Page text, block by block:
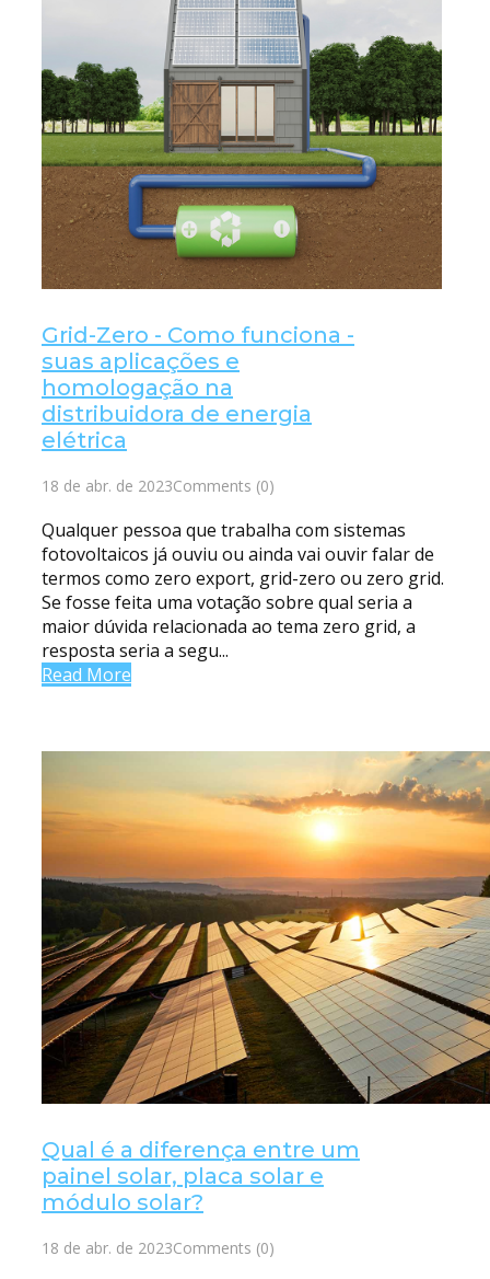
Grid-Zero - Como funciona -
suas aplicações e
homologação na
distribuidora de energia
elétrica
18 de abr. de 2023Comments (0)
Qualquer pessoa que trabalha com sistemas
fotovoltaicos já ouviu ou ainda vai ouvir falar de
termos como zero export, grid-zero ou zero grid.
Se fosse feita uma votação sobre qual seria a
maior dúvida relacionada ao tema zero grid, a
resposta seria a segu...
Read More
Qual é a diferença entre um
painel solar, placa solar e
módulo solar?
18 de abr. de 2023Comments (0)